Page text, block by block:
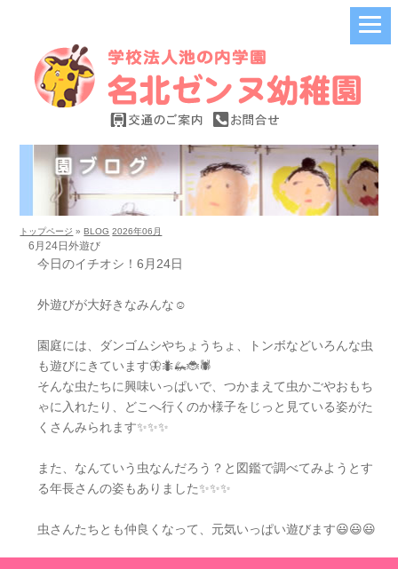
トップページ »BLOG 2026年06月
6月24日外遊び
今日のイチオシ！6月24日
外遊びが大好きなみんな☺️
園庭には、ダンゴムシやちょうちょ、トンボなどいろんな虫
も遊びにきています🦋🐜🦗🐞🕷️
そんな虫たちに興味いっぱいで、つかまえて虫かごやおもち
ゃに入れたり、どこへ行くのか様子をじっと見ている姿がた
くさんみられます✨✨✨
また、なんていう虫なんだろう？と図鑑で調べてみようとす
る年長さんの姿もありました✨✨✨
虫さんたちとも仲良くなって、元気いっぱい遊びます😃😃😃